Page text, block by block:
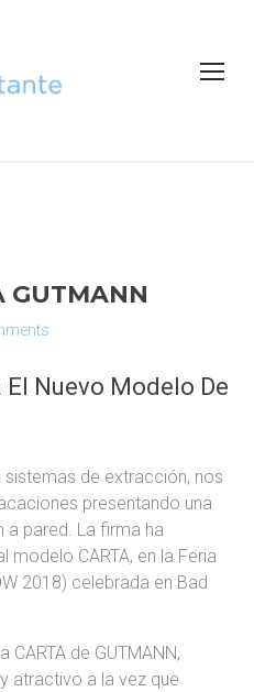
GUTMANN
Nuevo Modelo De
sistemas de extracción, nos
presentando una
a pared. La firma ha
modelo CARTA, en la Feria
2018) celebrada en Bad
de GUTMANN,
atractivo a la vez que